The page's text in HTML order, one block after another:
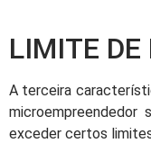
LIMITE DE
A terceira
microempreendedor
exceder certos